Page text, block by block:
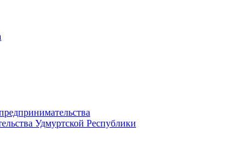
Удмуртской Республики